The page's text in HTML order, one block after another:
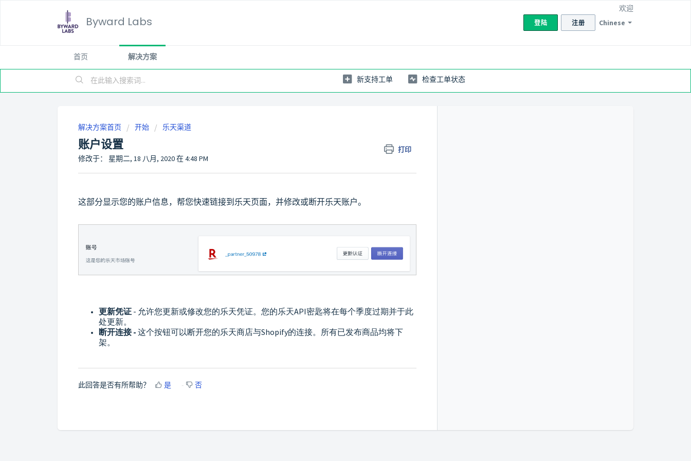
Byward Labs Chinese
欢迎
登陆 注册
首页 解决方案
新支持工单 检查工单状态
解决方案首页 开始 乐天渠道
账户设置 打印
修改于： 星期二, 18 八月, 2020 在 4:48 PM
这部分显示您的账户信息，帮您快速链接到乐天页面，并修改或断开乐天账户。
更新凭证 - 允许您更新或修改您的乐天凭证。您的乐天API密匙将在每个季度过期并于此
处更新。
断开连接- 这个按钮可以断开您的乐天商店与Shopify的连接。所有已发布商品均将下
架。
此回答是否有所帮助？ 是 否